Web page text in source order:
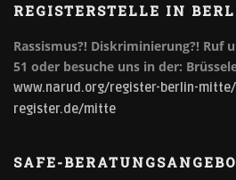
REGISTERSTELLE IN
Rassismus?! Diskriminierung?! Ruf
51 oder besuche uns in der:
www.narud.org/register-berlin-mitte/
register.de/mitte
SAFE-